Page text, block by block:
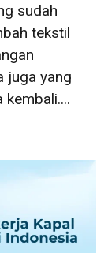
sudah
tekstil
juga yang